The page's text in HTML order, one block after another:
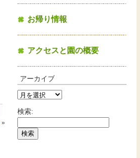
»
お帰り情報
アクセスと園の概要
アーカイブ
検索: